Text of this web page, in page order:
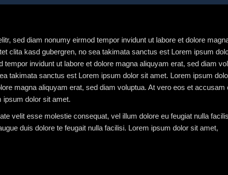
sed diam nonumy eirmod tempor invidunt ut labore et dolore
clita kasd gubergren, no sea takimata sanctus est Lorem ipsum
invidunt ut labore et dolore magna aliquyam erat, sed diam
takimata sanctus est Lorem ipsum dolor sit amet. Lorem ipsum
magna aliquyam erat, sed diam voluptua. At vero eos et
ipsum dolor sit amet.
velit esse molestie consequat, vel illum dolore eu feugiat nulla
duis dolore te feugait nulla facilisi. Lorem ipsum dolor sit amet,